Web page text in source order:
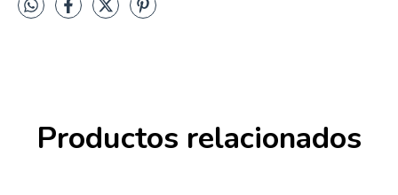
Productos relacionados